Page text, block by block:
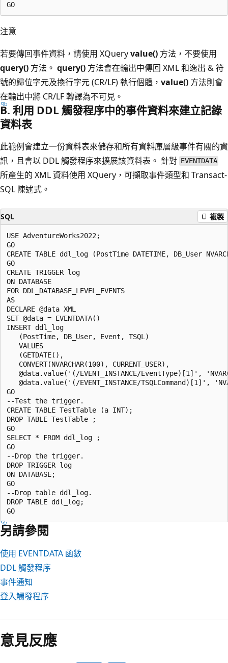
注意
若要傳回事件資料，請使用 XQueryvalue() 方法，不要使用
query() 方法。 query() 方法會在輸出中傳回 XML 和逸出 & 符
號的歸位字元及換行字元 (CR/LF) 執行個體， value() 方法則會
在輸出中將 CR/LF 轉譯為不可見。
B. 利用 DDL 觸發程序中的事件資料來建立記錄
資料表
此範例會建立一份資料表來儲存和所有資料庫層級事件有關的資
訊，且會以 DDL 觸發程序來擴展該資料表。 針對 EVENTDATA
所產生的 XML 資料使用 XQuery，可擷取事件類型和 Transact-
SQL 陳述式。
SQL 複製
USE AdventureWorks2022;
GO
CREATE TABLE ddl_log (PostTime DATETIME, DB_User
GO
CREATE TRIGGER log
ON DATABASE
FOR DDL_DATABASE_LEVEL_EVENTS
AS
DECLARE @data XML
SET @data = EVENTDATA()
INSERT ddl_log
   (PostTime, DB_User, Event, TSQL)
   VALUES
   (GETDATE(),
   CONVERT(NVARCHAR(100), CURRENT_USER),
@data.value('(/EVENT_INSTANCE/EventType)[1]',
@data.value('(/EVENT_INSTANCE/TSQLCommand)[1]',
GO
--Test the trigger.
CREATE TABLE TestTable (a INT);
DROP TABLE TestTable ;
GO
SELECT * FROM ddl_log ;
GO
--Drop the trigger.
DROP TRIGGER log
ON DATABASE;
GO
--Drop table ddl_log.
DROP TABLE ddl_log;
另請參閱
使用 EVENTDATA 函數
DDL 觸發程序
事件通知
登入觸發程序
讀
模
意見反應